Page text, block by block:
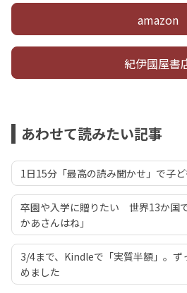
amazon
紀伊國屋書
あわせて読みたい記事
1日15分「最高の読み聞かせ」で子
卒園や入学に贈りたい 世界13か国
かあさんはね」
3/4まで、Kindleで「実質半額」。ず
めました